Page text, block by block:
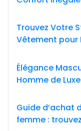
Trouvez Votre
Vêtement pour
Élégance
Homme de Luxe
Guide d’achat
femme :